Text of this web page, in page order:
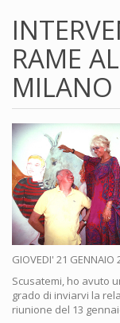
RAME
GIOVEDI' 21 GENNAIO
Scusatemi, ho avuto
grado di inviarvi la
riunione del 13